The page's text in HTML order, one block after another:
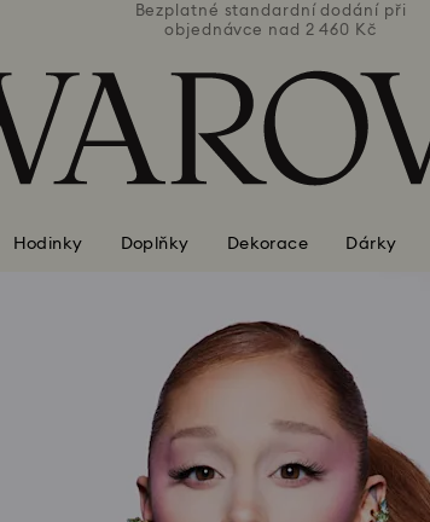
Bezplatné standardní dodání při
objednávce nad 2 460 Kč
Hodinky Doplňky Dekorace Dárky